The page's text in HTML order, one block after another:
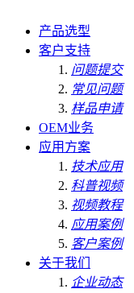
产品选型
客户支持
问题提交
常见问题
样品申请
OEM业务
应用方案
技术应用
科普视频
视频教程
应用案例
客户案例
关于我们
企业动态